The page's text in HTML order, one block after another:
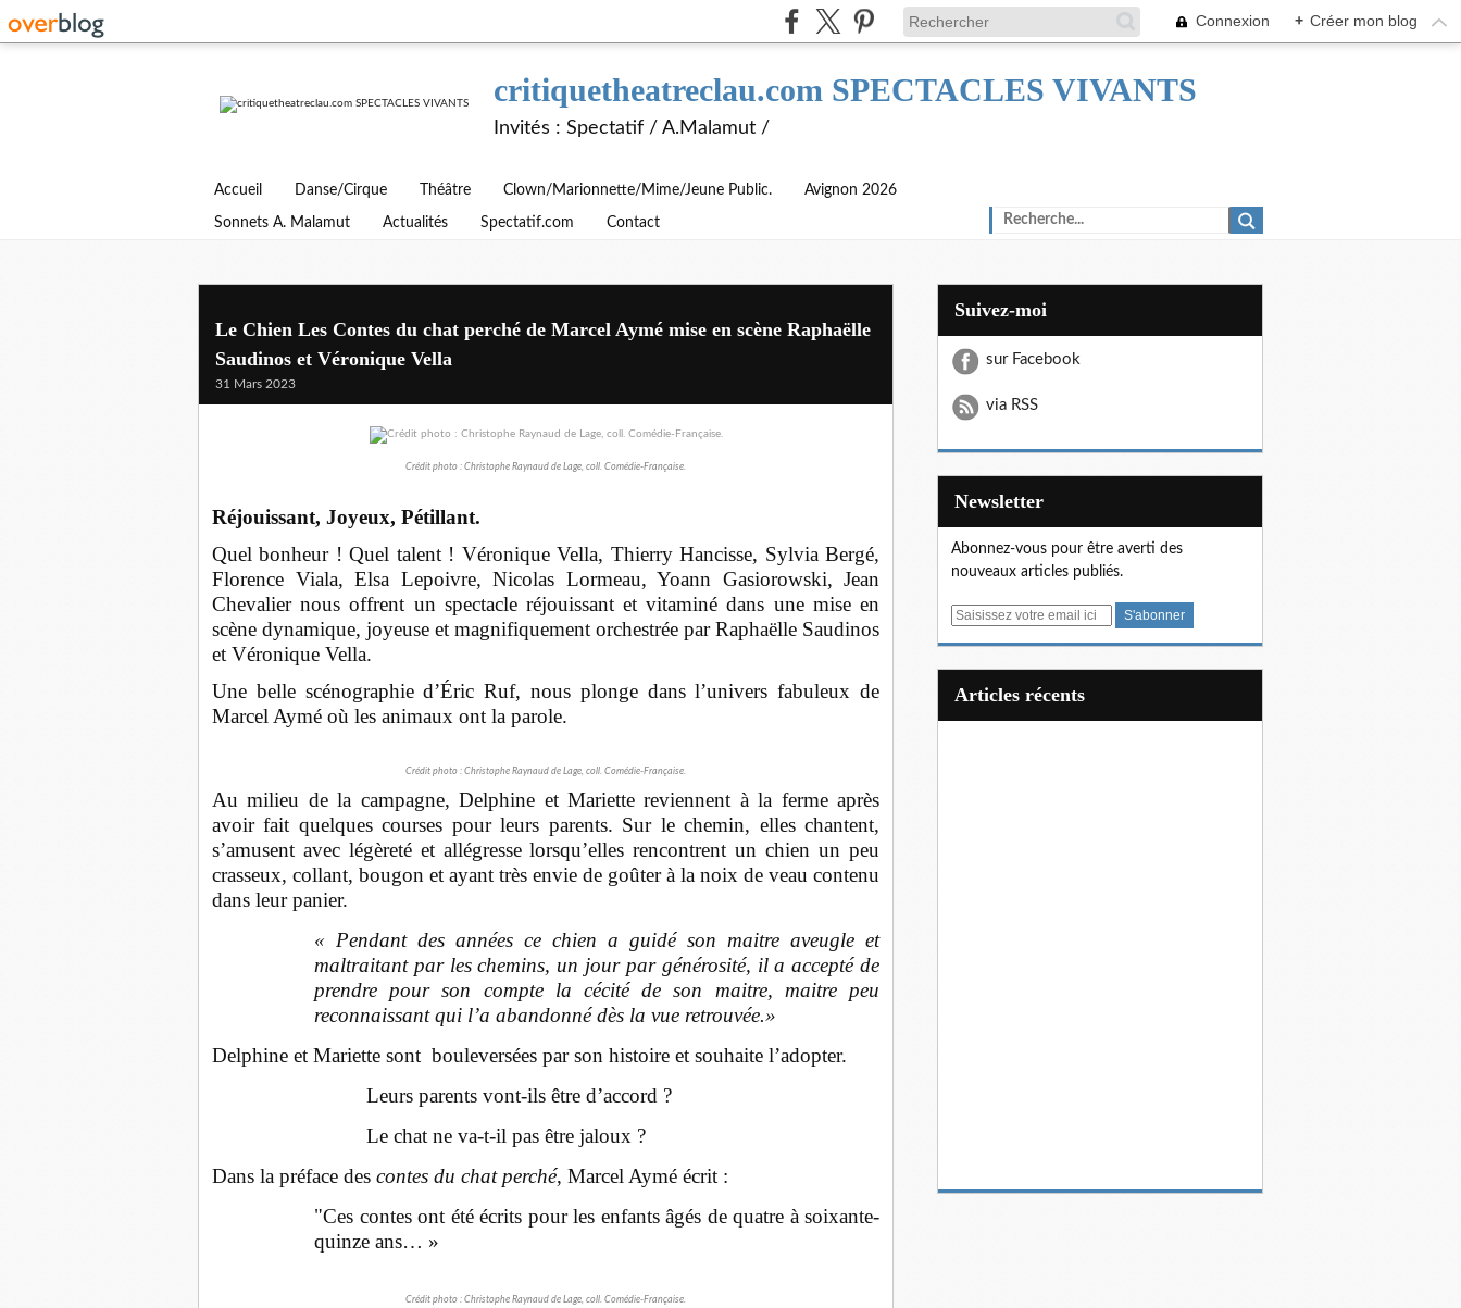
Connexion + Créer mon blog
critiquetheatreclau.com SPECTACLES VIVANTS
Invités : Spectatif / A.Malamut /
Accueil Danse/Cirque Théâtre Clown/Marionnette/Mime/Jeune Public. Avignon 2026
Sonnets A. Malamut Actualités Spectatif.com Contact
Le Chien Les Contes du chat perché de Marcel Aymé mise en scène Raphaëlle
Saudinos et Véronique Vella
31 Mars 2023
Crédit photo : Christophe Raynaud de Lage, coll. Comédie-Française.
Réjouissant, Joyeux, Pétillant.
Quel bonheur ! Quel talent ! Véronique Vella, Thierry Hancisse, Sylvia Bergé,
Florence Viala, Elsa Lepoivre, Nicolas Lormeau, Yoann Gasiorowski, Jean
Chevalier nous offrent un spectacle réjouissant et vitaminé dans une mise en
scène dynamique, joyeuse et magnifiquement orchestrée par Raphaëlle Saudinos
et Véronique Vella.
Une belle scénographie d’Éric Ruf, nous plonge dans l’univers fabuleux de
Marcel Aymé où les animaux ont la parole.
Crédit photo : Christophe Raynaud de Lage, coll. Comédie-Française.
Au milieu de la campagne, Delphine et Mariette reviennent à la ferme après
avoir fait quelques courses pour leurs parents. Sur le chemin, elles chantent,
s’amusent avec légèreté et allégresse lorsqu’elles rencontrent un chien un peu
crasseux, collant, bougon et ayant très envie de goûter à la noix de veau contenu
dans leur panier.
« Pendant des années ce chien a guidé son maitre aveugle et
maltraitant par les chemins, un jour par générosité, il a accepté de
prendre pour son compte la cécité de son maitre, maitre peu
reconnaissant qui l’a abandonné dès la vue retrouvée.»
Delphine et Mariette sont bouleversées par son histoire et souhaite l’adopter.
Leurs parents vont-ils être d’accord ?
Le chat ne va-t-il pas être jaloux ?
Dans la préface des contes du chat perché, Marcel Aymé écrit :
"Ces contes ont été écrits pour les enfants âgés de quatre à soixante-
quinze ans… »
Crédit photo : Christophe Raynaud de Lage, coll. Comédie-Française.
Suivez-moi
sur Facebook
via RSS
Newsletter
Abonnez-vous pour être averti des
nouveaux articles publiés.
E
articles récents